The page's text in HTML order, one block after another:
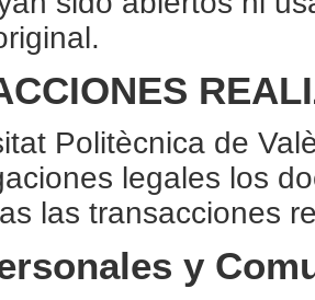
Politècnica de
legales los
las transacciones
y